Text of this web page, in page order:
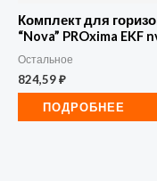
Комплект для
“Nova” PROxima EKF
Остальное
824,59₽
ПОДРОБНЕЕ